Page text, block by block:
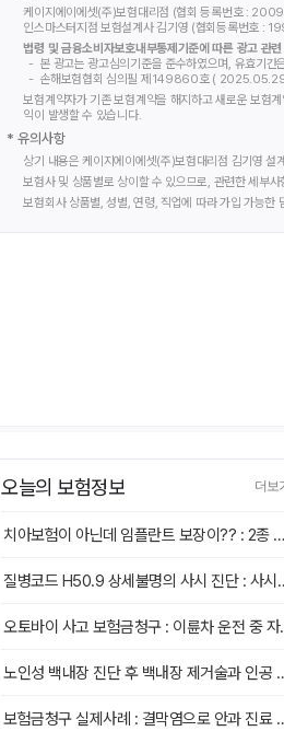
케이지에이에셋(주)보험대리점 (협회 등록번호 :
인스마스터지점 보험설계사 김기영 (협회등록번호 :
법령 및 금융소비자보호내부통제기준에 따른 광고 관
본 광고는 광고심의기준을 준수하였으며, 유효기간
손해보험협회 심의필 제149860호 (
보험계약자가 기존 보험계약을 해지하고 새로운 보험
익이 발생할 수 있습니다.
* 유의사항
상기 내용은 케이지에이에셋(주)보험대리점 김기영 설
보험사 및 상품별로 상이할 수 있으므로, 관련한 세부
보험회사 상품별, 성별, 연령, 직업에 따라 가입 가능한
오늘의 보험정보 더보
치아보험이 아닌데 임플란트 보장이?? : 2종 수술비 특약 치조골 이식술 보험금청구 실제사례
질병코드 H50.9 상세불명
오토바이 사고 보
노인성 백내장 진단 후 백내
보험금청구 실제사례 : 결